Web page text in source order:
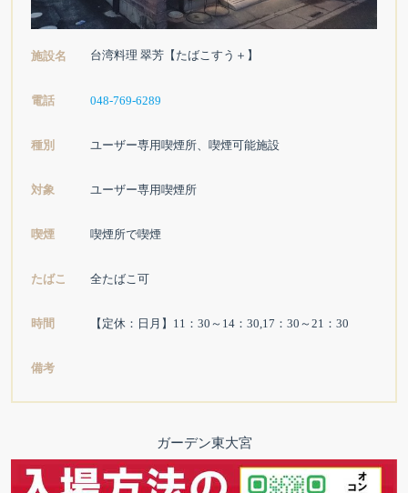
施設名 台湾料理 翠芳【たばこすう＋】
電話 048-769-6289
種別 ユーザー専用喫煙所、喫煙可能施設
対象 ユーザー専用喫煙所
喫煙 喫煙所で喫煙
たばこ 全たばこ可
時間 【定休：日月】11：30～14：30,17：30～21：30
備考
ガーデン東大宮